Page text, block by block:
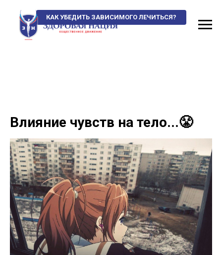
КАК УБЕДИТЬ ЗАВИСИМОГО ЛЕЧИТЬСЯ?
Влияние чувств на тело...😤